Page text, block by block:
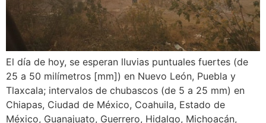
El día de hoy, se esperan lluvias puntuales fuertes (de
25 a 50 milímetros [mm]) en Nuevo León, Puebla y
Tlaxcala; intervalos de chubascos (de 5 a 25 mm) en
Chiapas, Ciudad de México, Coahuila, Estado de
México, Guanajuato, Guerrero, Hidalgo, Michoacán,